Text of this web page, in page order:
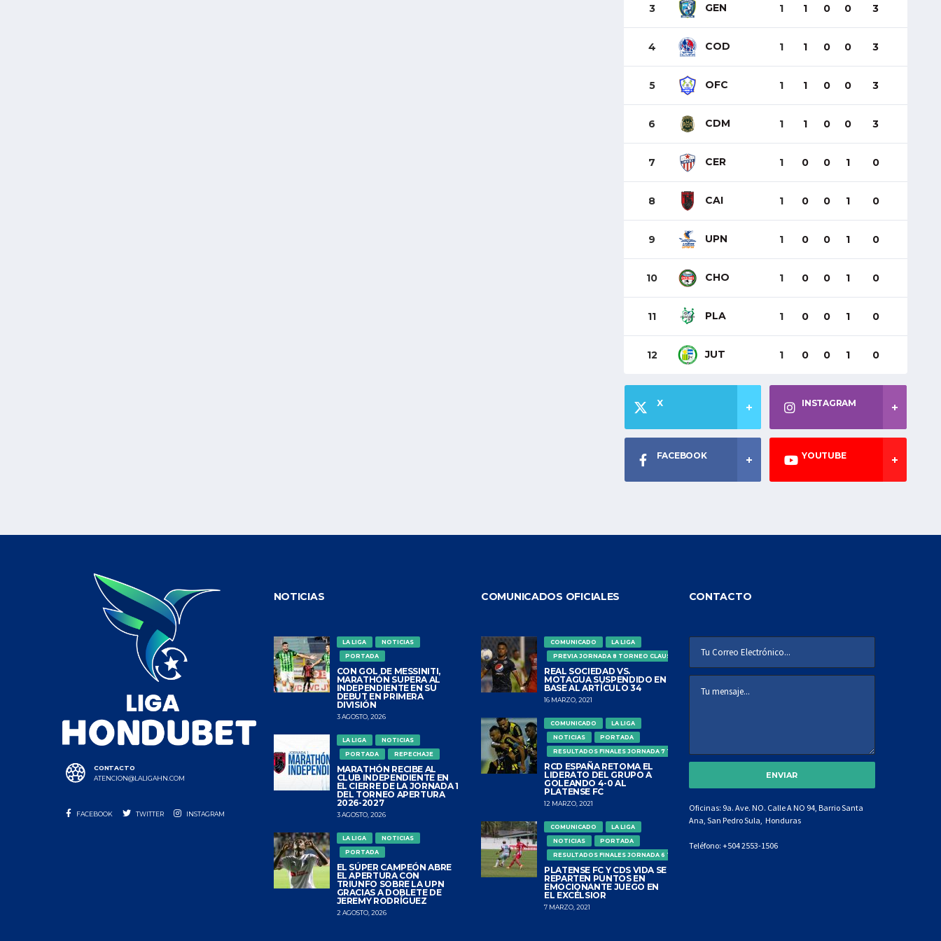
3 GEN 1 1 0 0 3
4 COD 1 1 0 0 3
5 OFC 1 1 0 0 3
6 CDM 1 1 0 0 3
7 CER 1 0 0 1 0
8 CAI 1 0 0 1 0
9 UPN 1 0 0 1 0
10 CHO 1 0 0 1 0
11 PLA 1 0 0 1 0
12 JUT 1 0 0 1 0
X INSTAGRAM
FACEBOOK YOUTUBE
CONTACTO
ATENCION@LALIGAHN.COM
FACEBOOK TWITTER INSTAGRAM
NOTICIAS
LA LIGA
NOTICIAS
PORTADA
CON GOL DE MESSINITI,
MARATHÓN SUPERA AL
INDEPENDIENTE EN SU
DEBUT EN PRIMERA
DIVISIÓN
3 AGOSTO, 2026
LA LIGA
NOTICIAS
PORTADA
REPECHAJE
MARATHÓN RECIBE AL
CLUB INDEPENDIENTE EN
EL CIERRE DE LA JORNADA 1
DEL TORNEO APERTURA
2026-2027
3 AGOSTO, 2026
LA LIGA
NOTICIAS
PORTADA
EL SÚPER CAMPEÓN ABRE
EL APERTURA CON
TRIUNFO SOBRE LA UPN
GRACIAS A DOBLETE DE
JEREMY RODRÍGUEZ
2 AGOSTO, 2026
COMUNICADOS OFICIALES
COMUNICADO
LA LIGA
PREVIA JORNADA 8 TORNEO CLAUSURA
REAL SOCIEDAD VS.
MOTAGUA SUSPENDIDO EN
BASE AL ARTÍCULO 34
16 MARZO, 2021
COMUNICADO
LA LIGA
NOTICIAS
PORTADA
RESULTADOS FINALES JORNADA 7 TORNEO CLAUSURA
RCD ESPAÑA RETOMA EL
LIDERATO DEL GRUPO A
GOLEANDO 4-0 AL
PLATENSE FC
12 MARZO, 2021
COMUNICADO
LA LIGA
NOTICIAS
PORTADA
RESULTADOS FINALES JORNADA 6 TORNEO CLAUSURA
PLATENSE FC Y CDS VIDA SE
REPARTEN PUNTOS EN
EMOCIONANTE JUEGO EN
EL EXCÉLSIOR
7 MARZO, 2021
CONTACTO
Oficinas: 9a. Ave. NO. Calle A NO 94, Barrio Santa
Ana, San Pedro Sula, Honduras
Teléfono: +504 2553-1506